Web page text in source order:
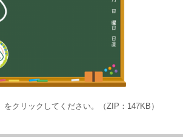
をクリックしてください。（ZIP：147KB）